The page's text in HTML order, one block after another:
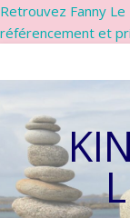
Retrouvez Fanny
référencement et